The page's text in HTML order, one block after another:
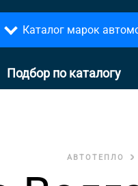
Каталог марок
Подбор по каталогу
АВТОТЕПЛО